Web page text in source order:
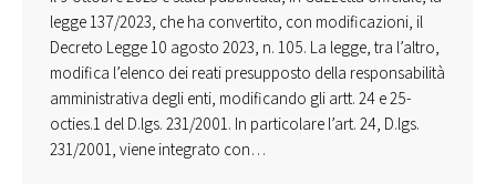
legge 137/2023, che ha convertito, con modificazioni, il
Decreto Legge 10 agosto 2023, n. 105. La legge, tra l’altro,
modifica l’elenco dei reati presupposto della responsabilità
amministrativa degli enti, modificando gli artt. 24 e 25-
octies.1 del D.lgs. 231/2001. In particolare l’art. 24, D.lgs.
231/2001, viene integrato con…